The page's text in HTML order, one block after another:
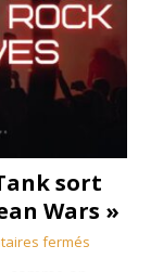
sort
Wars »
fermés